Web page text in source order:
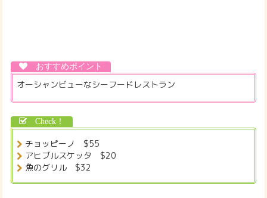
オーシャンビューなシーフードレストラン
チョッピーノ $55
アヒブルスケッタ $20
魚のグリル $32